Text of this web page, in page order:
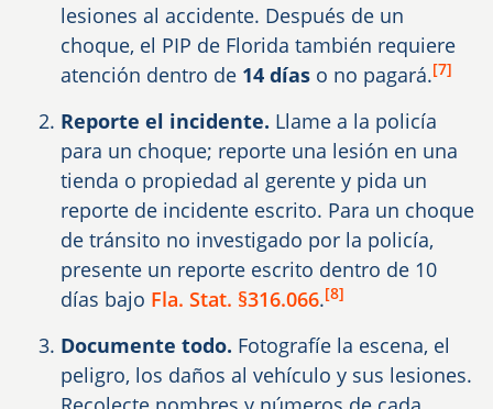
lesiones al accidente. Después de un
choque, el PIP de Florida también requiere
atención dentro de 14 días o no pagará.[7]
Reporte el incidente. Llame a la policía
para un choque; reporte una lesión en una
tienda o propiedad al gerente y pida un
reporte de incidente escrito. Para un choque
de tránsito no investigado por la policía,
presente un reporte escrito dentro de 10
días bajo Fla. Stat. §316.066.[8]
Documente todo. Fotografíe la escena, el
peligro, los daños al vehículo y sus lesiones.